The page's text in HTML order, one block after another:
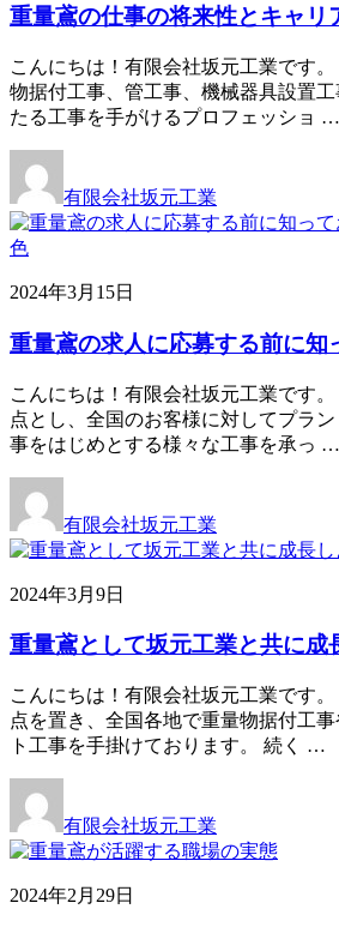
重量鳶の仕事の将来性とキャリ
こんにちは！有限会社坂元工業です
物据付工事、管工事、機械器具設置
たる工事を手がけるプロフェッショ …
有限会社坂元工業
2024年3月15日
重量鳶の求人に応募する前に知
こんにちは！有限会社坂元工業です
点とし、全国のお客様に対してプラ
事をはじめとする様々な工事を承っ …
有限会社坂元工業
2024年3月9日
重量鳶として坂元工業と共に成
こんにちは！有限会社坂元工業です
点を置き、全国各地で重量物据付工
ト工事を手掛けております。 続く …
有限会社坂元工業
2024年2月29日